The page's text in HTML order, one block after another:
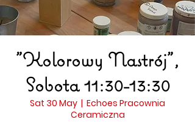
"Kolorowy Nastrój",
Sobota 11:30-13:30
Sat 30 May
  |
Echoes Pracownia
Ceramiczna